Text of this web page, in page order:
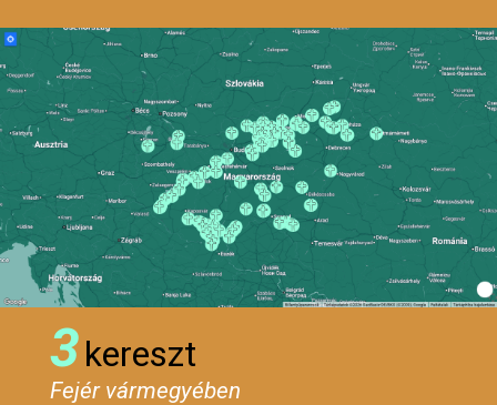
3kereszt
Fejér vármegyében